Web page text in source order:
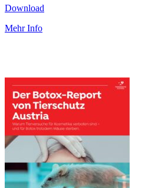
Download
Mehr Info